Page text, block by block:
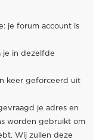
je forum account is
je in dezelfde
keer geforceerd uit
je adres en
worden gebruikt om
Wij zullen deze